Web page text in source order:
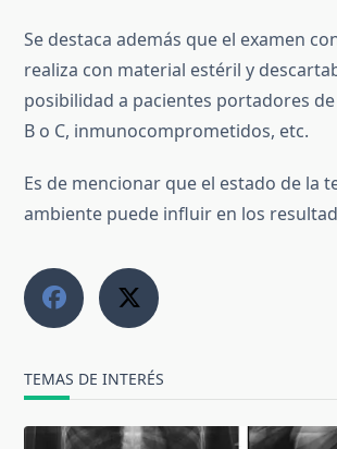
Se destaca además que el examen
realiza con material estéril y
posibilidad a pacientes portadores
B o C, inmunocomprometidos, etc.
Es de mencionar que el estado de la
ambiente puede influir en los
TEMAS DE INTERÉS